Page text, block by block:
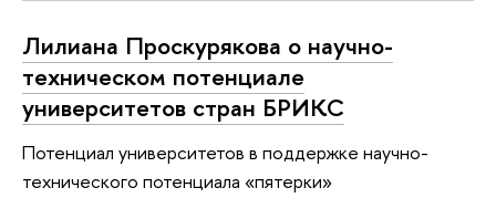
Лилиана Проскурякова о научно-
техническом потенциале
университетов стран БРИКС
Потенциал университетов в поддержке научно-
технического потенциала «пятерки»